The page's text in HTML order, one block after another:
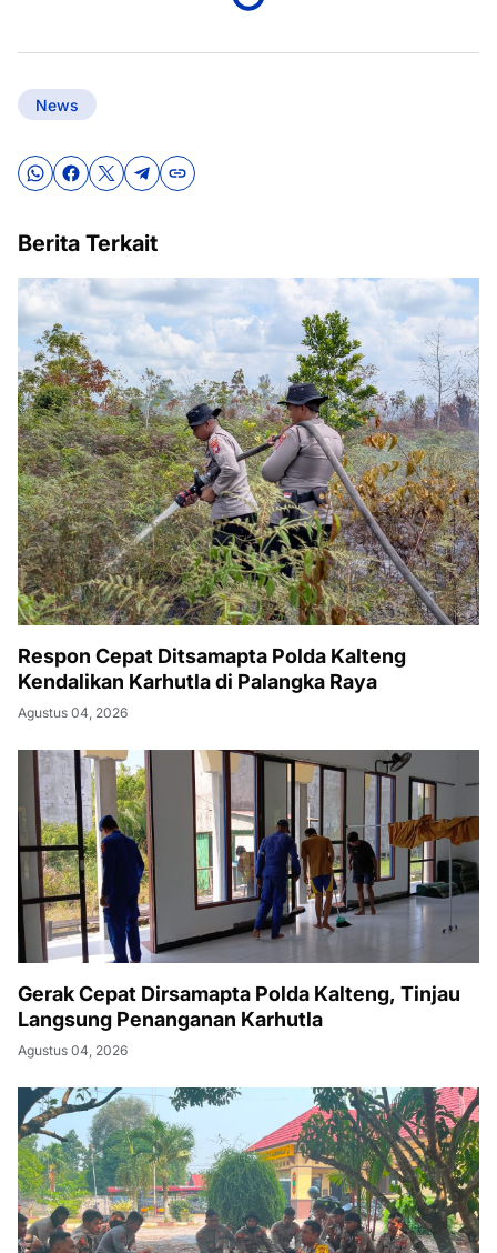
News
Berita Terkait
Respon Cepat Ditsamapta Polda Kalteng
Kendalikan Karhutla di Palangka Raya
Agustus 04, 2026
Gerak Cepat Dirsamapta Polda Kalteng, Tinjau
Langsung Penanganan Karhutla
Agustus 04, 2026